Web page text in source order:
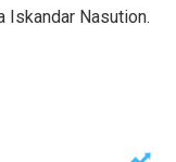
Iskandar Nasution.